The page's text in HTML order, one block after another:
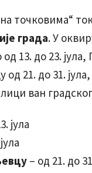
точковима“
града. У
13. до 23. јула,
21. до 31.
ван градског
јула
– од 21. до